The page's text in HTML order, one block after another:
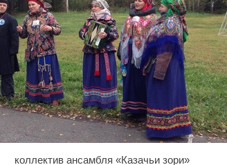
коллектив ансамбля «Казачьи зори»